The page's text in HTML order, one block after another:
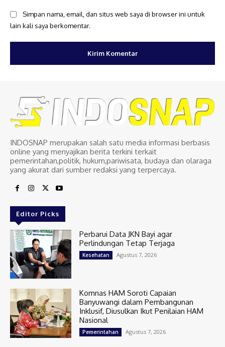
Simpan nama, email, dan situs web saya di browser ini untuk
lain kali saya berkomentar.
INDOSNAP merupakan salah satu media informasi berbasis
online yang menyajikan berita terkini terkait
pemerintahan,politik, hukum,pariwisata, budaya dan olaraga
yang akurat dari sumber redaksi yang terpercaya.
Editor Picks
Perbarui Data JKN Bayi agar
Perlindungan Tetap Terjaga
Kesehatan Agustus 7, 2026
Komnas HAM Soroti Capaian
Banyuwangi dalam Pembangunan
Inklusif, Diusulkan Ikut Penilaian HAM
Nasional
Pemerintahan Agustus 7, 2026